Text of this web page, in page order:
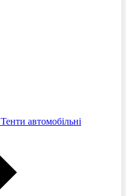
Тенти автомобільні